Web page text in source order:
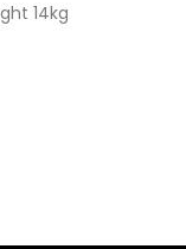
14kg